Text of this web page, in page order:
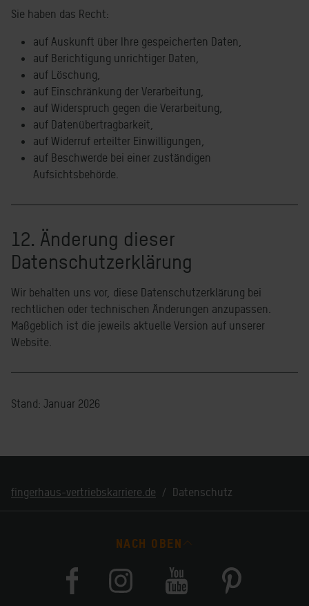
Sie haben das Recht:
auf Auskunft über Ihre gespeicherten Daten,
auf Berichtigung unrichtiger Daten,
auf Löschung,
auf Einschränkung der Verarbeitung,
auf Widerspruch gegen die Verarbeitung,
auf Datenübertragbarkeit,
auf Widerruf erteilter Einwilligungen,
auf Beschwerde bei einer zuständigen
Aufsichtsbehörde.
12. Änderung dieser
Datenschutzerklärung
Wir behalten uns vor, diese Datenschutzerklärung bei
rechtlichen oder technischen Änderungen anzupassen.
Maßgeblich ist die jeweils aktuelle Version auf unserer
Website.
Stand: Januar 2026
fingerhaus-vertriebskarriere.de Datenschutz
NACH OBEN